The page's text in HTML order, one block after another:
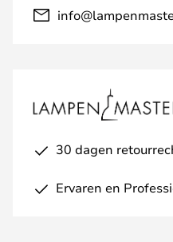
30 dagen
Ervaren en